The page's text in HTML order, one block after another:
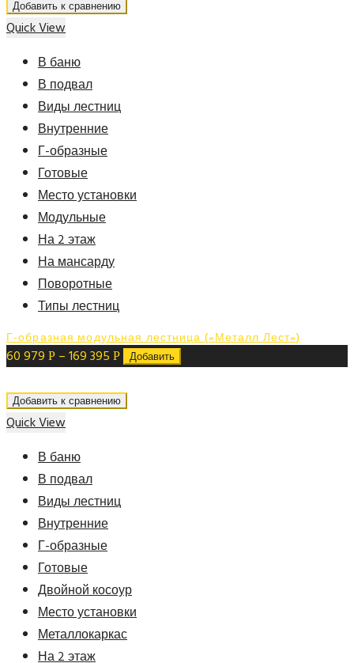
Добавить к сравнению
Quick View
В баню
В подвал
Виды лестниц
Внутренние
Г-образные
Готовые
Место установки
Модульные
На 2 этаж
На мансарду
Поворотные
Типы лестниц
Г-образная модульная лестница («Металл Лест»)
60 979 Р –169 395 Р Добавить
Добавить к сравнению
Quick View
В баню
В подвал
Виды лестниц
Внутренние
Г-образные
Готовые
Двойной косоур
Место установки
Металлокаркас
На 2 этаж